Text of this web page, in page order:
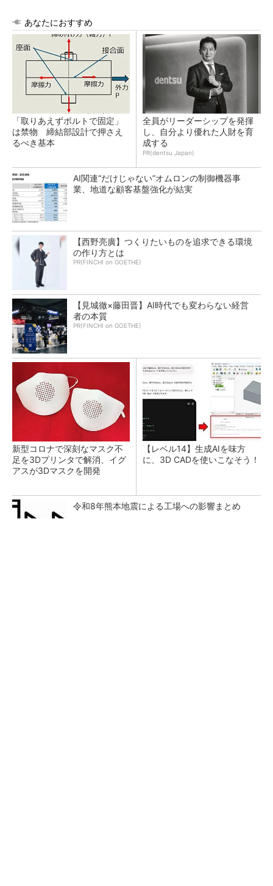
あなたにおすすめ
「取りあえずボルトで固定」
は禁物 締結部設計で押さえ
るべき基本
全員がリーダーシップを発揮
し、自分より優れた人財を育
成する
PR(dentsu Japan)
AI関連“だけじゃない”オムロンの制御機器事
業、地道な顧客基盤強化が結実
【西野亮廣】つくりたいものを追求できる環境
の作り方とは
PR(FINCHI on GOETHE)
【見城徹×藤田晋】AI時代でも変わらない経営
者の本質
PR(FINCHI on GOETHE)
新型コロナで深刻なマスク不
足を3Dプリンタで解消、イグ
アスが3Dマスクを開発
【レベル14】生成AIを味方
に、3D CADを使いこなそう！
令和8年熊本地震による工場への影響まとめ